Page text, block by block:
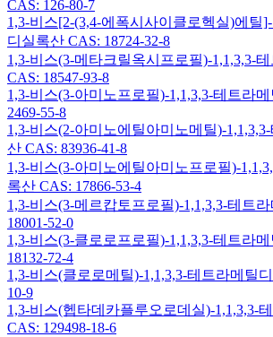
CAS: 126-80-7
1,3-비스[2-(3,4-에폭시사이클로헥실)에틸
디실록산 CAS: 18724-32-8
1,3-비스(3-메타크릴옥시프로필)-1,1,3,3-
CAS: 18547-93-8
1,3-비스(3-아미노프로필)-1,1,3,3-테트라
2469-55-8
1,3-비스(2-아미노에틸아미노메틸)-
산 CAS: 83936-41-8
1,3-비스(3-아미노에틸아미노프로필)-
록산 CAS: 17866-53-4
1,3-비스(3-메르캅토프로필)-1,1,3,3-테트
18001-52-0
1,3-비스(3-클로로프로필)-1,1,3,3-테트라
18132-72-4
1,3-비스(클로로메틸)-1,1,3,3-테트라메틸
10-9
1,3-비스(헵타데카플루오로데실)-1,1,3,3-
CAS: 129498-18-6